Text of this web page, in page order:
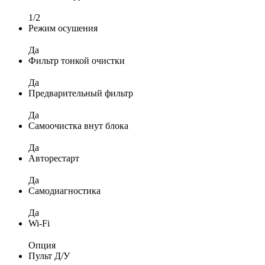
1/2
Режим осушения
Да
Фильтр тонкой очистки
Да
Предварительный фильтр
Да
Самоочистка внут блока
Да
Авторестарт
Да
Самодиагностика
Да
Wi-Fi
Опция
Пульт Д/У